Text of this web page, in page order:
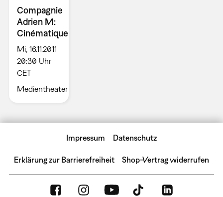
Compagnie
Adrien M:
Cinématique
Mi, 16.11.2011
20:30 Uhr
CET
Medientheater
Impressum Datenschutz
Erklärung zur Barrierefreiheit Shop-Vertrag widerrufen